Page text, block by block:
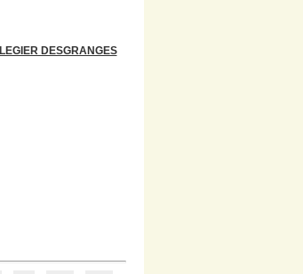
LEGIER DESGRANGES